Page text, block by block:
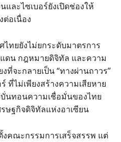
ละไซเบอร์ยังเปิดช่องให้
อเนื่อง
ม่ยกระดับมาตรการ
ดน กฎหมายดิจิทัล และความ
ที่จะกลายเป็น “ทางผ่านถาวร”
ที่ไม่เพียงสร้างความเสียหาย
นทอนความเชื่อมั่นของไทย
ษฐกิจดิจิทัลแห่งอาเซียน
รมการเสร็จสรรพ แต่